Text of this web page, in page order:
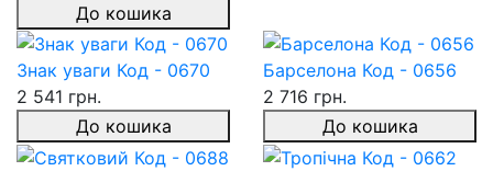
До кошика
Знак уваги Код - 0670
2 541 грн.
До кошика
Барселона Код - 0656
2 716 грн.
До кошика